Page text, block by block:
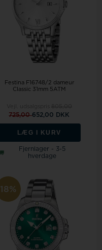
Festina F16748/2 dameur
Classic 31mm 5ATM
725,00652,00 DKK
LÆG I KURV
Fjernlager - 3-5
hverdage
18%